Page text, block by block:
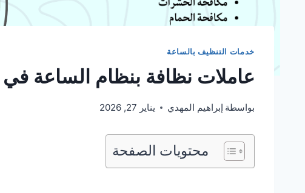
خدمات التنظيف بالساعة
عاملات نظافة بنظام الساعة في أم
بواسطة إبراهيم المهدي يناير 27, 2026
محتويات الصفحة